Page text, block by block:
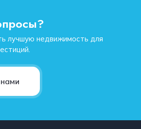
лучшую недвижимость для